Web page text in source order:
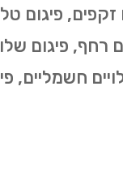
זקפים,
פיגום
חשמליים,